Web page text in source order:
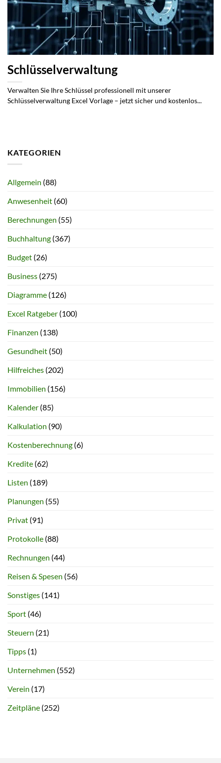
Schlüsselverwaltung
Verwalten Sie Ihre Schlüssel professionell mit unserer
Schlüsselverwaltung Excel Vorlage – jetzt sicher und kostenlos...
KATEGORIEN
Allgemein (88)
Anwesenheit (60)
Berechnungen (55)
Buchhaltung (367)
Budget (26)
Business (275)
Diagramme (126)
Excel Ratgeber (100)
Finanzen (138)
Gesundheit (50)
Hilfreiches (202)
Immobilien (156)
Kalender (85)
Kalkulation (90)
Kostenberechnung (6)
Kredite (62)
Listen (189)
Planungen (55)
Privat (91)
Protokolle (88)
Rechnungen (44)
Reisen & Spesen (56)
Sonstiges (141)
Sport (46)
Steuern (21)
Tipps (1)
Unternehmen (552)
Verein (17)
Zeitpläne (252)